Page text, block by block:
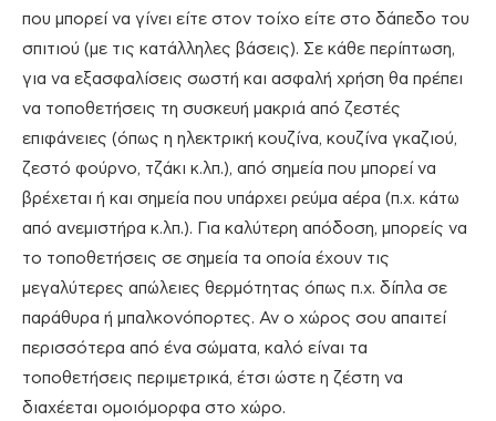
που μπορεί να γίνει είτε στον τοίχο είτε στο δάπεδο του
σπιτιού (με τις κατάλληλες βάσεις). Σε κάθε περίπτωση,
για να εξασφαλίσεις σωστή και ασφαλή χρήση θα πρέπει
να τοποθετήσεις τη συσκευή μακριά από ζεστές
επιφάνειες (όπως η ηλεκτρική κουζίνα, κουζίνα γκαζιού,
ζεστό φούρνο, τζάκι κ.λπ.), από σημεία που μπορεί να
βρέχεται ή και σημεία που υπάρχει ρεύμα αέρα (π.χ. κάτω
από ανεμιστήρα κ.λπ.). Για καλύτερη απόδοση, μπορείς να
το τοποθετήσεις σε σημεία τα οποία έχουν τις
μεγαλύτερες απώλειες θερμότητας όπως π.χ. δίπλα σε
παράθυρα ή μπαλκονόπορτες. Αν ο χώρος σου απαιτεί
περισσότερα από ένα σώματα, καλό είναι τα
τοποθετήσεις περιμετρικά, έτσι ώστε η ζέστη να
διαχέεται ομοιόμορφα στο χώρο.